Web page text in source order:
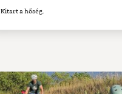
Kitart a hőség.